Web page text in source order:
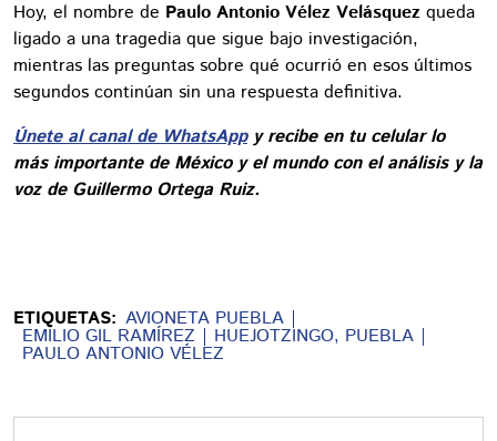
Hoy, el nombre de Paulo Antonio Vélez Velásquez queda
ligado a una tragedia que sigue bajo investigación,
mientras las preguntas sobre qué ocurrió en esos últimos
segundos continúan sin una respuesta definitiva.
Únete al canal de WhatsAppy recibe en tu celular lo
más importante de México y el mundo con el análisis y la
voz de Guillermo Ortega Ruiz.
ETIQUETAS: AVIONETA PUEBLA
EMILIO GIL RAMÍREZ HUEJOTZINGO, PUEBLA
PAULO ANTONIO VÉLEZ